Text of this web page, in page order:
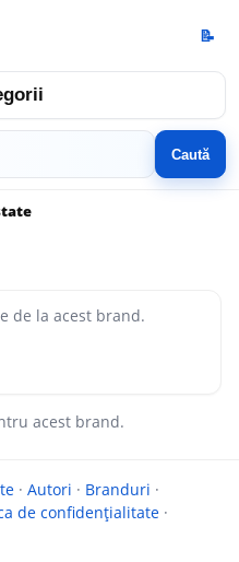
Caută
📝
de la acest brand.
acest brand.
· Autori · Branduri ·
de confidențialitate ·